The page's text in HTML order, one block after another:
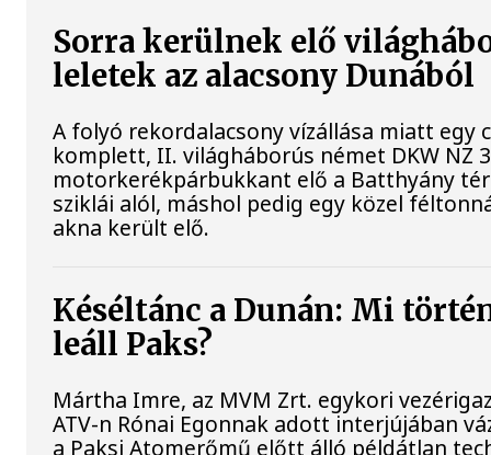
Sorra kerülnek elő
leletek az alacsony Dunából
A folyó rekordalacsony vízállása miatt egy
komplett, II. világháborús német DKW NZ
motorkerékpárbukkant elő a Batthyány
sziklái alól, máshol pedig egy közel
akna került elő.
Késéltánc a Dunán: Mi
leáll Paks?
Mártha Imre, az MVM Zrt. egykori
ATV-n Rónai Egonnak adott interjújában
a Paksi Atomerőmű előtt álló példátlan